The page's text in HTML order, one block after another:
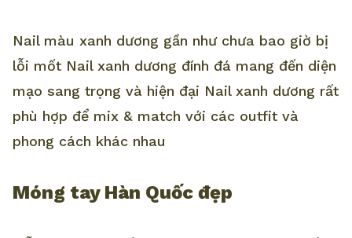
Nail màu xanh dương gần như chưa bao giờ bị
lỗi mốt Nail xanh dương đính đá mang đến diện
mạo sang trọng và hiện đại Nail xanh dương rất
phù hợp để mix & match với các outfit và
phong cách khác nhau
Móng tay Hàn Quốc đẹp